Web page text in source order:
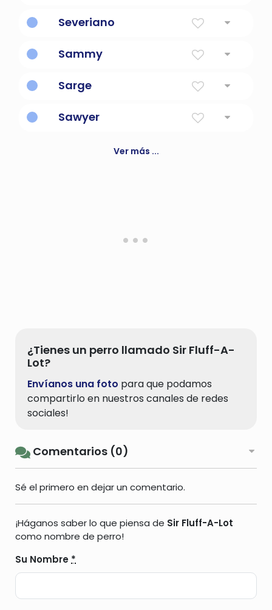
Severiano
Sammy
Sarge
Sawyer
Ver más ...
¿Tienes un perro llamado Sir Fluff-A-
Lot?
Envíanos una foto para que podamos
compartirlo en nuestros canales de redes
sociales!
Comentarios (0)
Sé el primero en dejar un comentario.
¡Háganos saber lo que piensa de Sir Fluff-A-Lot
como nombre de perro!
Su Nombre *